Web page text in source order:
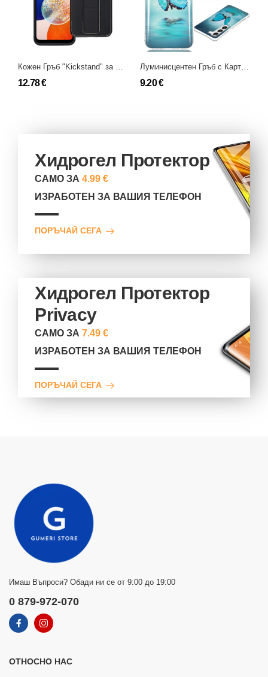
Кожен Гръб "Kickstand" за Samsung Galaxy A14 5G
12.78 €
Луминисцентен Гръб с Картинки за Samsung Galaxy A14 (5G)
9.20 €
Хидрогел Протектор
САМО ЗА4.99 €
ИЗРАБОТЕН ЗА ВАШИЯ ТЕЛЕФОН
ПОРЪЧАЙ СЕГА
Хидрогел Протектор
Privacy
САМО ЗА7.49 €
ИЗРАБОТЕН ЗА ВАШИЯ ТЕЛЕФОН
ПОРЪЧАЙ СЕГА
Имаш Въпроси? Обади ни се от 9:00 до 19:00
0 879-972-070
ОТНОСНО НАС